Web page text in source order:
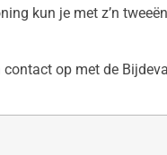
kun je met z’n
op met de